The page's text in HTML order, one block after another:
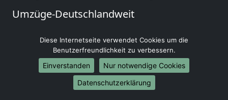
Umzüge-Deutschlandweit
Umzug von Halle Saale nach Hamburg
Umzug von Halle Saale nach München
Umzug von Halle Saale nach Köln
Umzug von Halle Saale nach Frankfurt am Main
Umzug von Halle Saale nach Stuttgart
Diese Internetseite verwendet Cookies um die
Benutzerfreundlichkeit zu verbessern.
Einverstanden
Nur notwendige Cookies
Datenschutzerklärung